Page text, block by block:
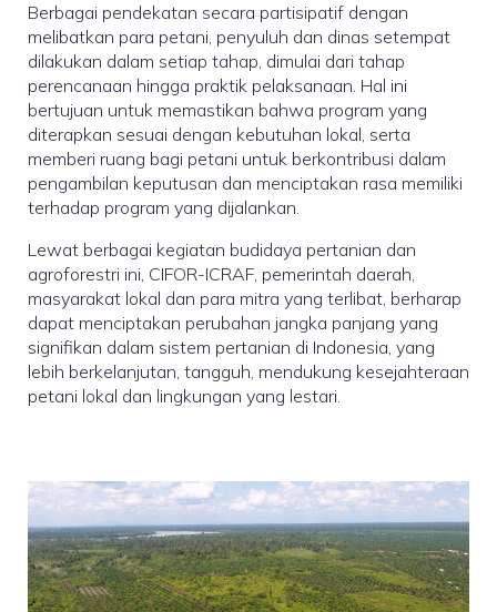
Berbagai pendekatan secara partisipatif dengan
melibatkan para petani, penyuluh dan dinas setempat
dilakukan dalam setiap tahap, dimulai dari tahap
perencanaan hingga praktik pelaksanaan. Hal ini
bertujuan untuk memastikan bahwa program yang
diterapkan sesuai dengan kebutuhan lokal, serta
memberi ruang bagi petani untuk berkontribusi dalam
pengambilan keputusan dan menciptakan rasa memiliki
terhadap program yang dijalankan.
Lewat berbagai kegiatan budidaya pertanian dan
agroforestri ini, CIFOR-ICRAF, pemerintah daerah,
masyarakat lokal dan para mitra yang terlibat, berharap
dapat menciptakan perubahan jangka panjang yang
signifikan dalam sistem pertanian di Indonesia, yang
lebih berkelanjutan, tangguh, mendukung kesejahteraan
petani lokal dan lingkungan yang lestari.